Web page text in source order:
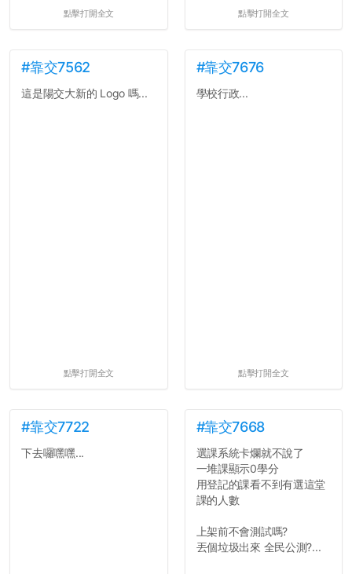
點擊打開全文 點擊打開全文
#靠交7562
這是陽交大新的 Logo 嗎...
點擊打開全文
#靠交7676
學校行政...
點擊打開全文
#靠交7722
下去囉嘿嘿...
#靠交7668
選課系統卡爛就不說了
一堆課顯示0學分
用登記的課看不到有選這堂
課的人數
上架前不會測試嗎?
丟個垃圾出來 全民公測?...